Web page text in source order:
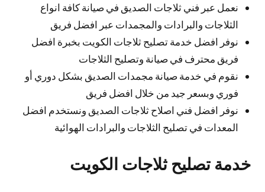
نعمل عبر فني ثلاجات الصديق في صيانة كافة انواع
الثلاجات والبرادات والمجمدات عبر افضل فريق
نوفر افضل خدمة تصليح ثلاجات الكويت بخبرة افضل
فريق محترف في صيانة وتصليح الثلاجات
نقوم في خدمة صيانة مجمدات الصديق بشكل دوري أو
فوري وبسعر جيد من خلال افضل فريق
نوفر افضل فني اصلاح ثلاجات الصديق ونستخدم افضل
المعدات في تصليح الثلاجات والبرادات الهوائية
خدمة تصليح ثلاجات الكويت